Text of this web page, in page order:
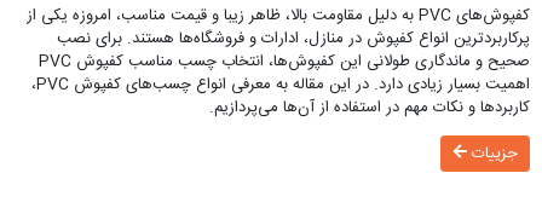
کفپوش‌های PVC به دلیل مقاومت بالا، ظاهر زیبا و قیمت مناسب، امروزه یکی از
پرکاربردترین انواع کفپوش در منازل، ادارات و فروشگاه‌ها هستند. برای نصب
صحیح و ماندگاری طولانی این کفپوش‌ها، انتخاب چسب مناسب کفپوش PVC
اهمیت بسیار زیادی دارد. در این مقاله به معرفی انواع چسب‌های کفپوش PVC،
کاربردها و نکات مهم در استفاده از آن‌ها می‌پردازیم.
جزییات